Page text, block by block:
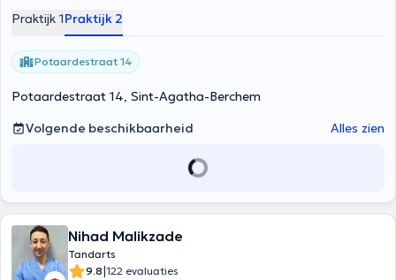
Praktijk 1Praktijk 2
Potaardestraat 14
Potaardestraat 14, Sint-Agatha-Berchem
Volgende beschikbaarheid
Alles zien
Nihad Malikzade
Tandarts
9.8|122 evaluaties